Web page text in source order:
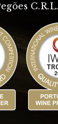
C.R.L.